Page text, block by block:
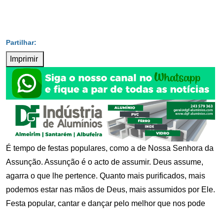
Imprimir
É tempo de festas populares, como a de Nossa Senhora da
Assunção. Assunção é o acto de assumir. Deus assume,
agarra o que lhe pertence. Quanto mais purificados, mais
podemos estar nas mãos de Deus, mais assumidos por Ele.
Festa popular, cantar e dançar pelo melhor que nos pode